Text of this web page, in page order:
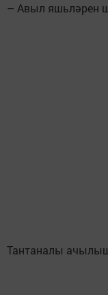
– Авыл яшьләрен
Тантаналы